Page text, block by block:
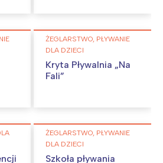
ŻEGLARSTWO, PŁYWANIE
DLA DZIECI
Kryta Pływalnia „Na
Fali”
ŻEGLARSTWO, PŁYWANIE
DLA DZIECI
Szkoła pływania